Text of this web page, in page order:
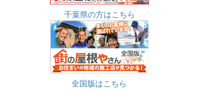
千葉県の方はこちら
全国版はこちら